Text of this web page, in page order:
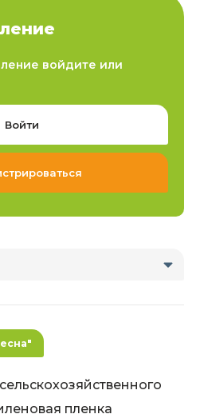
войдите или
Войти
пленка